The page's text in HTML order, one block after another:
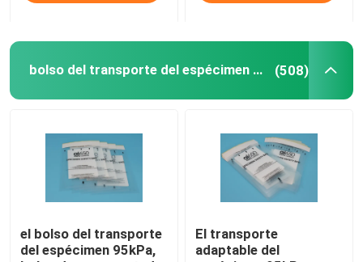
tubo de centrífuga
Paquetes refrigerantes del gel
Bolsos inútiles del Biohazard
bolso del transporte del espécimen 95kPa (508)
el bolso del transporte
del espécimen 95kPa,
El transporte
adaptable del